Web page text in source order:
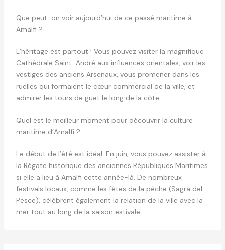
Que peut-on voir aujourd’hui de ce passé maritime à
Amalfi ?
L’héritage est partout ! Vous pouvez visiter la magnifique
Cathédrale Saint-André aux influences orientales, voir les
vestiges des anciens Arsenaux, vous promener dans les
ruelles qui formaient le cœur commercial de la ville, et
admirer les tours de guet le long de la côte.
Quel est le meilleur moment pour découvrir la culture
maritime d’Amalfi ?
Le début de l’été est idéal. En juin, vous pouvez assister à
la Régate historique des anciennes Républiques Maritimes
si elle a lieu à Amalfi cette année-là. De nombreux
festivals locaux, comme les fêtes de la pêche (Sagra del
Pesce), célèbrent également la relation de la ville avec la
mer tout au long de la saison estivale.